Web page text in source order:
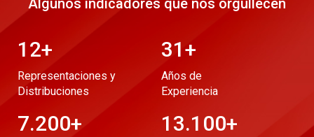
Algunos indicadores que nos orgullecen
12+
Representaciones y
Distribuciones
31+
Años de
Experiencia
7.200+ 13.100+